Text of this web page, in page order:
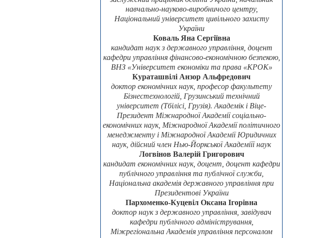
навчально-науково-виробничого центру,
Національний університет цивільного захисту
України
Коваль Яна Сергіївна
кандидат наук з державного управління, доцент
кафедри управління фінансово-економічною безпекою,
ВНЗ «Університет економіки та права «КРОК»
Кураташвілі Анзор Альфредович
доктор економічних наук, професор факультету
Бізнестехнологій, Грузинський технічний
університет (Тбілісі, Грузія). Академік і Віце-
Президент Міжнародної Академії соціально-
економічних наук, Міжнародної Академії політичного
менеджменту і Міжнародної Академії Юридичних
наук, дійсний член Нью-Йоркської Академіїї наук
Логвінов Валерій Григорович
кандидат економічних наук, доцент, доцент кафедри
публічного управління та публічної служби,
Національна академія державного управління при
Президентові України
Пархоменко-Куцевіл Оксана Ігорівна
доктор наук з державного управління, завідувач
кафедри публічного адміністрування,
Міжрегіональна Академія управління персоналом